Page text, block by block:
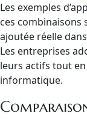
Les exemples
ces
ajoutée réelle
Les entreprises
leurs actifs tout
informatique.